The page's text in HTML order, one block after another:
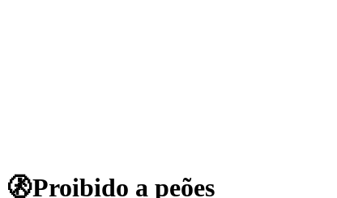
🚷Proibido a peões